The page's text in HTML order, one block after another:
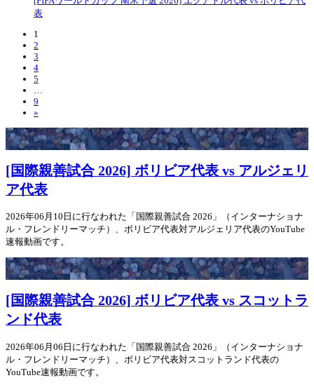
表
1
2
3
4
5
9
»
[国際親善試合 2026] ボリビア代表 vs アルジェリ
ア代表
2026年06月10日に行なわれた「国際親善試合 2026」（インターナショナ
ル・フレンドリーマッチ）、ボリビア代表対アルジェリア代表のYouTube
速報動画です。
[国際親善試合 2026] ボリビア代表 vs スコットラ
ンド代表
2026年06月06日に行なわれた「国際親善試合 2026」（インターナショナ
ル・フレンドリーマッチ）、ボリビア代表対スコットランド代表の
YouTube速報動画です。